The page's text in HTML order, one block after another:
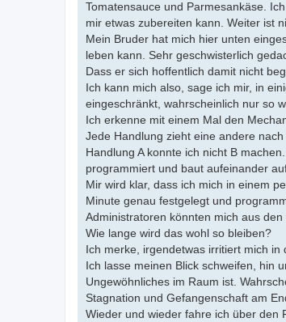
Tomatensauce und Parmesankäse.
mir etwas zubereiten kann. Weiter ist
Mein Bruder hat mich hier unten
leben kann. Sehr geschwisterlich
Dass er sich hoffentlich damit nicht
Ich kann mich also, sage ich mir, in
eingeschränkt, wahrscheinlich nur so
Ich erkenne mit einem Mal den
Jede Handlung zieht eine andere
Handlung A konnte ich nicht B
programmiert und baut aufeinander
Mir wird klar, dass ich mich in einem
Minute genau festgelegt und
Administratoren könnten mich aus
Wie lange wird das wohl so bleiben?
Ich merke, irgendetwas irritiert mich
Ich lasse meinen Blick schweifen, hin
Ungewöhnliches im Raum ist.
Stagnation und Gefangenschaft am
Wieder und wieder fahre ich über den